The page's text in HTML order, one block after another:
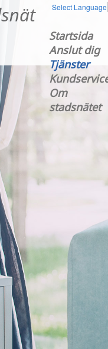
Startsida
Anslut dig
Tjänster
Om
stadsnätet
Select Language